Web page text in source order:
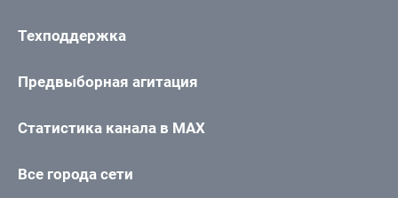
Техподдержка
Предвыборная агитация
Статистика канала в MAX
Все города сети